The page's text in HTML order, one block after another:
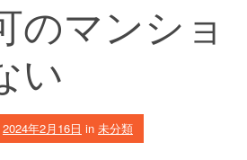
のマンショ
い
2024年2月16日 in 未分類